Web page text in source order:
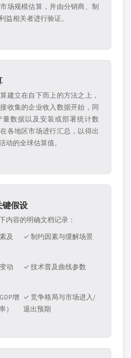
场规模估算，并由分销商、制
益相关者进行验证。
建立在自下而上的方法之上，
收集的企业收入数据开始，同
量数据以及安装或部署统计数
各地区市场进行汇总，以得出
动的全球估算值。
键假设
内容的明确文档记录：
及
✓ 制约因素与缓解场景
动
✓ 技术普及曲线参数
增
）
✓ 竞争格局与市场进入/
退出预期